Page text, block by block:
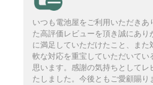
いつも電池屋をご利用いただきあ
た高評価レビューを頂き誠にあり
に満足していただけたこと、また
軟な対応を重宝していただいてい
思います。感謝の気持ちとしてレ
たしました。今後ともご愛顧賜り